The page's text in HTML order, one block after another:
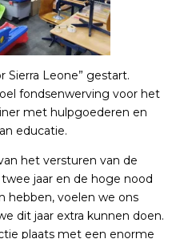
Sierra Leone” gestart.
fondsenwerving voor het
met hulpgoederen en
educatie.
het versturen van de
jaar en de hoge nood
hebben, voelen we ons
dit jaar extra kunnen doen.
plaats met een enorme